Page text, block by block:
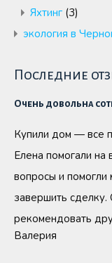
Яхтинг (3)
экология в
Последние
Очень довольна
Купили дом — все
Елена помогали на
вопросы и
завершить сделку.
рекомендовать
Валерия